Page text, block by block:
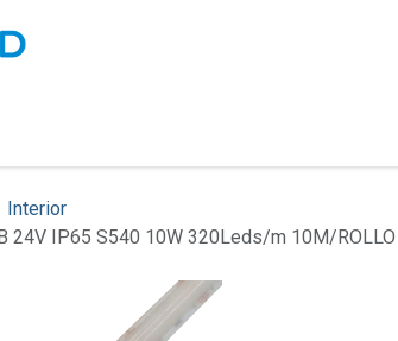
Interior
24V IP65 S540 10W 320Leds/m 10M/ROLLO